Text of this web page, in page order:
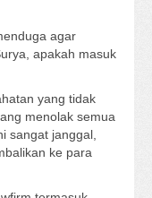
agar
apakah masuk
yang tidak
menolak semua
sangat janggal,
ke para